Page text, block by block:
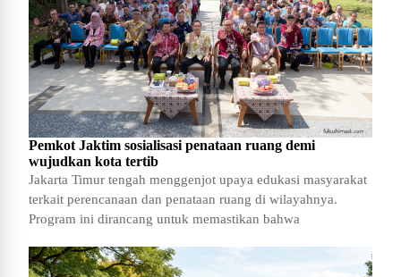
Pemkot Jaktim sosialisasi penataan ruang demi
wujudkan kota tertib
Jakarta Timur tengah menggenjot upaya edukasi masyarakat
terkait perencanaan dan penataan ruang di wilayahnya.
Program ini dirancang untuk memastikan bahwa